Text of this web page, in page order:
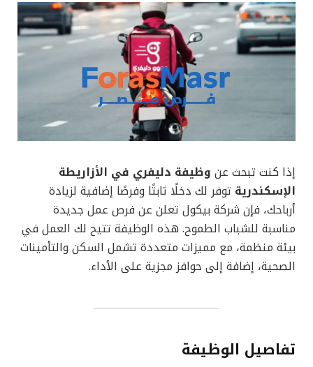
إذا كنت تبحث عن وظيفة دليفري في الأزاريطة
الإسكندرية توفر لك دخلًا ثابتًا وفرصًا إضافية لزيادة
أرباحك، فإن شركة بيكول تعلن عن فرص عمل جديدة
مناسبة للشباب الطموح. هذه الوظيفة تتيح لك العمل في
بيئة منظمة، مع مميزات متعددة تشمل السكن والتأمينات
الصحية، إضافة إلى حوافز مجزية على الأداء.
تفاصيل الوظيفة